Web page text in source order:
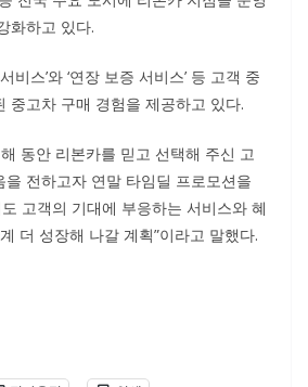
화하고 있다.
비스’와 ‘연장 보증 서비스’ 등 고객 중
중고차 구매 경험을 제공하고 있다.
동안 리본카를 믿고 선택해 주신 고
을 전하고자 연말 타임딜 프로모션을
고객의 기대에 부응하는 서비스와 혜
더 성장해 나갈 계획”이라고 말했다.